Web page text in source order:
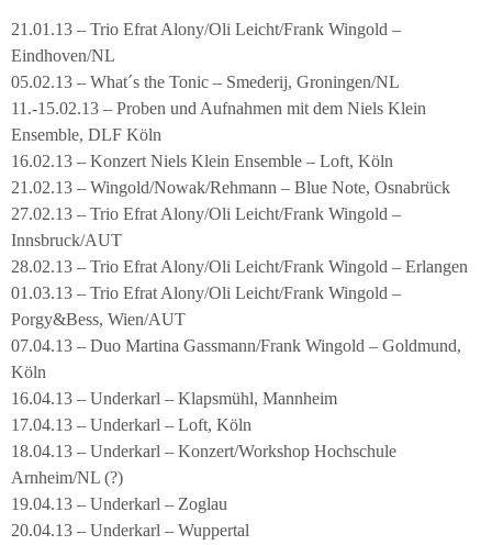
21.01.13 – Trio Efrat Alony/Oli Leicht/Frank Wingold –
Eindhoven/NL
05.02.13 – What´s the Tonic – Smederij, Groningen/NL
11.-15.02.13 – Proben und Aufnahmen mit dem Niels Klein
Ensemble, DLF Köln
16.02.13 – Konzert Niels Klein Ensemble – Loft, Köln
21.02.13 – Wingold/Nowak/Rehmann – Blue Note, Osnabrück
27.02.13 – Trio Efrat Alony/Oli Leicht/Frank Wingold –
Innsbruck/AUT
28.02.13 – Trio Efrat Alony/Oli Leicht/Frank Wingold – Erlangen
01.03.13 – Trio Efrat Alony/Oli Leicht/Frank Wingold –
Porgy&Bess, Wien/AUT
07.04.13 – Duo Martina Gassmann/Frank Wingold – Goldmund,
Köln
16.04.13 – Underkarl – Klapsmühl, Mannheim
17.04.13 – Underkarl – Loft, Köln
18.04.13 – Underkarl – Konzert/Workshop Hochschule
Arnheim/NL (?)
19.04.13 – Underkarl – Zoglau
20.04.13 – Underkarl – Wuppertal